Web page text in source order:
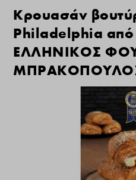
Κρουασάν
Philadelphia από
ΕΛΛΗΝΙΚΟΣ